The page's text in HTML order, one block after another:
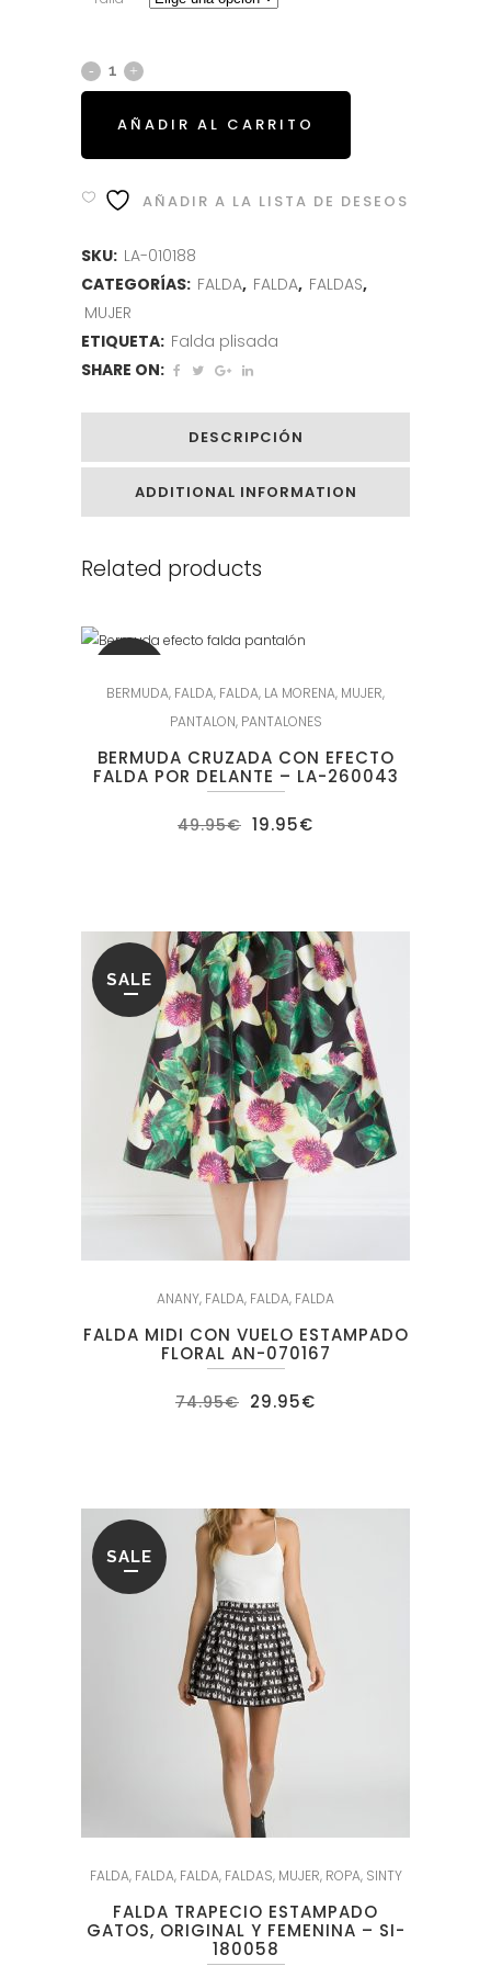
AÑADIR AL CARRITO
AÑADIR A LA LISTA DE DESEOS
SKU: LA-010188
CATEGORÍAS: FALDA, FALDA, FALDAS,
MUJER
ETIQUETA: Falda plisada
SHARE ON:
DESCRIPCIÓN
ADDITIONAL INFORMATION
Related products
BERMUDA, FALDA, FALDA, LA MORENA, MUJER,
PANTALON, PANTALONES
BERMUDA CRUZADA CON EFECTO
FALDA POR DELANTE – LA-260043
49.95€ El
precio
19.95€
SALE
ANANY, FALDA, FALDA, FALDA
FALDA MIDI CON VUELO ESTAMPADO
FLORAL AN-070167
74.95€ El
precio
29.95€
SALE
FALDA, FALDA, FALDA, FALDAS, MUJER, ROPA, SINTY
FALDA TRAPECIO ESTAMPADO
GATOS, ORIGINAL Y FEMENINA – SI-
180058